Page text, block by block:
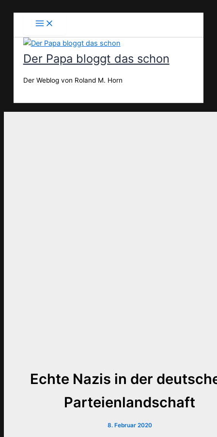
Der Papa bloggt das schon
Der Weblog von Roland M. Horn
Echte Nazis in der
Parteienlandschaft
8. Februar 2020